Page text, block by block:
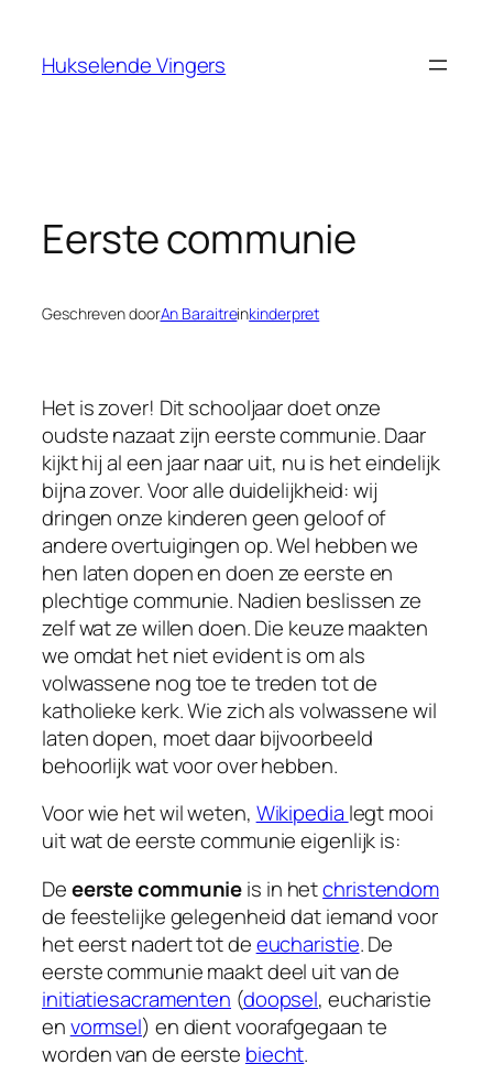
Hukselende Vingers
Eerste communie
Geschreven doorAn Baraitreinkinderpret
Het is zover! Dit schooljaar doet onze
oudste nazaat zijn eerste communie. Daar
kijkt hij al een jaar naar uit, nu is het eindelijk
bijna zover. Voor alle duidelijkheid: wij
dringen onze kinderen geen geloof of
andere overtuigingen op. Wel hebben we
hen laten dopen en doen ze eerste en
plechtige communie. Nadien beslissen ze
zelf wat ze willen doen. Die keuze maakten
we omdat het niet evident is om als
volwassene nog toe te treden tot de
katholieke kerk. Wie zich als volwassene wil
laten dopen, moet daar bijvoorbeeld
behoorlijk wat voor over hebben.
Voor wie het wil weten, Wikipedia legt mooi
uit wat de eerste communie eigenlijk is:
Deeerste communieis in hetchristendom
de feestelijke gelegenheid dat iemand voor
het eerst nadert tot deeucharistie. De
eerste communie maakt deel uit van de
initiatiesacramenten (doopsel, eucharistie
envormsel) en dient voorafgegaan te
worden van de eerste biecht.